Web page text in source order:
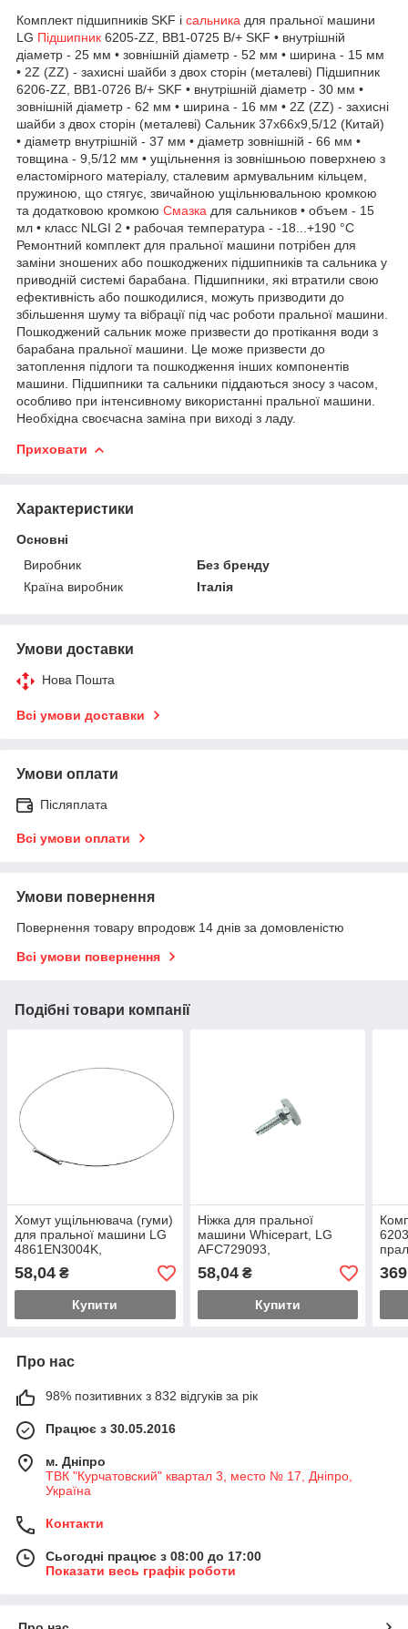
Комплект підшипників SKF і сальника для пральної машини
LG Підшипник 6205-ZZ, BB1-0725 B/+ SKF • внутрішній
діаметр - 25 мм • зовнішній діаметр - 52 мм • ширина - 15 мм
• 2Z (ZZ) - захисні шайби з двох сторін (металеві) Підшипник
6206-ZZ, BB1-0726 B/+ SKF • внутрішній діаметр - 30 мм •
зовнішній діаметр - 62 мм • ширина - 16 мм • 2Z (ZZ) - захисні
шайби з двох сторін (металеві) Сальник 37х66х9,5/12 (Китай)
• діаметр внутрішній - 37 мм • діаметр зовнішній - 66 мм •
товщина - 9,5/12 мм • ущільнення із зовнішньою поверхнею з
еластомірного матеріалу, сталевим армувальним кільцем,
пружиною, що стягує, звичайною ущільнювальною кромкою
та додатковою кромкою Смазка для сальников • объем - 15
мл • класс NLGI 2 • рабочая температура - -18...+190 °С
Ремонтний комплект для пральної машини потрібен для
заміни зношених або пошкоджених підшипників та сальника у
приводній системі барабана. Підшипники, які втратили свою
ефективність або пошкодилися, можуть призводити до
збільшення шуму та вібрації під час роботи пральної машини.
Пошкоджений сальник може призвести до протікання води з
барабана пральної машини. Це може призвести до
затоплення підлоги та пошкодження інших компонентів
машини. Підшипники та сальники піддаються зносу з часом,
особливо при інтенсивному використанні пральної машини.
Необхідна своєчасна заміна при виході з ладу.
Приховати
Характеристики
Основні
Виробник
Без бренду
Країна виробник
Італія
Умови доставки
Нова Пошта
Всі умови доставки
Умови оплати
Післяплата
Всі умови оплати
Умови повернення
Повернення товару впродовж 14 днів за домовленістю
Всі умови повернення
Подібні товари компанії
Хомут ущільнювача (гуми)
для пральної машини LG
4861EN3004K,
4861EN3004B (зовнішній)
58,04 ₴
Купити
Ніжка для пральної
машини Whicepart, LG
AFC729093,
AFC72755402, M10*1,25,
h=51,5 мм
58,04₴
Купити
Про нас
98% позитивних з 832 відгуків за рік
Працює з 30.05.2016
м. Дніпро
ТВК "Курчатовский" квартал 3, место № 17, Дніпро,
Україна
Контакти
Сьогодні працює з 08:00 до 17:00
Показати весь графік роботи